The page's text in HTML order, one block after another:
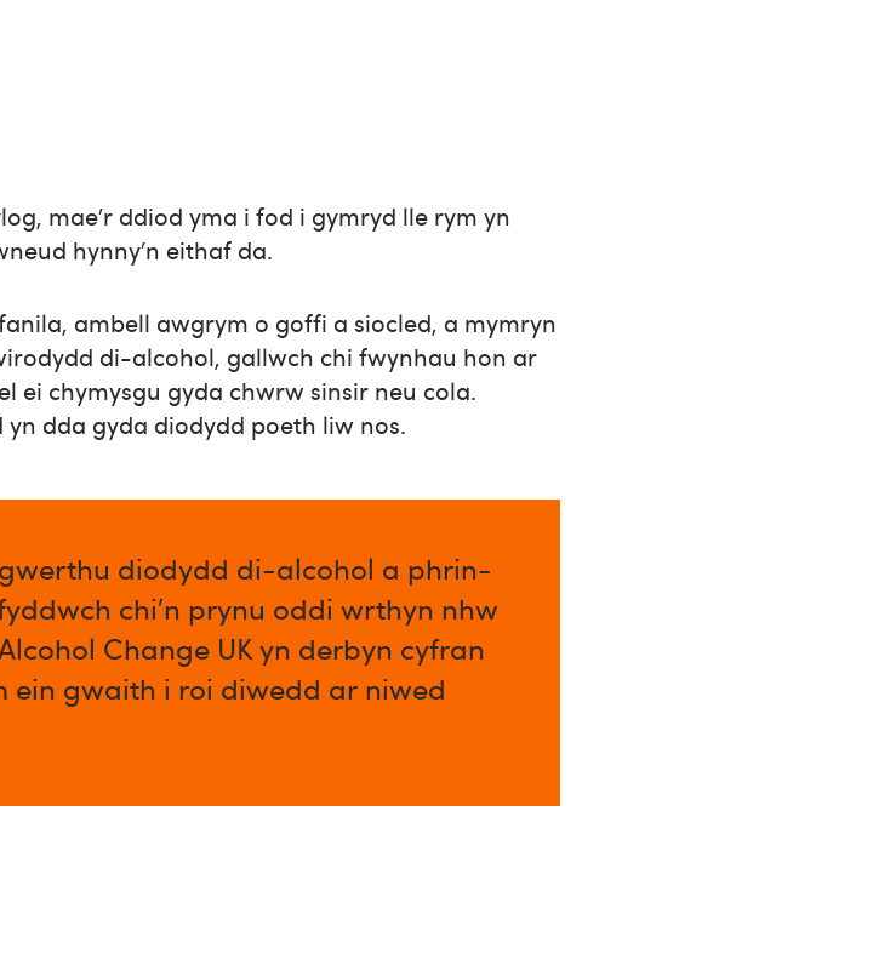
mae’r ddiod yma i fod i gymryd lle rym yn
hynny’n eithaf da.
ambell awgrym o goffi a siocled, a mymryn
di-alcohol, gallwch chi fwynhau hon ar
ei chymysgu gyda chwrw sinsir neu cola.
dda gyda diodydd poeth liw nos.
diodydd di-alcohol a phrin-
chi’n prynu oddi wrthyn nhw
Change UK yn derbyn cyfran
ein gwaith i roi diwedd ar niwed